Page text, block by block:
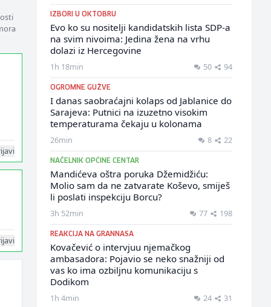
IZBORI U OKTOBRU
Evo ko su nositelji kandidatskih lista SDP-a
na svim nivoima: Jedina žena na vrhu
dolazi iz Hercegovine
1h 18min 50 94
OGROMNE GUŽVE
I danas saobraćajni kolaps od Jablanice do
Sarajeva: Putnici na izuzetno visokim
temperaturama čekaju u kolonama
26min 8 22
NAČELNIK OPĆINE CENTAR
Mandićeva oštra poruka Džemidžiću:
Molio sam da ne zatvarate Koševo, smiješ
li poslati inspekciju Borcu?
3h 52min 77 198
REAKCIJA NA GRANNASA
Kovačević o intervjuu njemačkog
ambasadora: Pojavio se neko snažniji od
vas ko ima ozbiljnu komunikaciju s
Dodikom
1h 4min 24 31